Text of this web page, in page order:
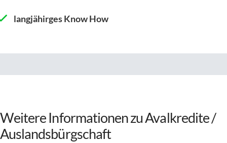
langjähirges Know How
Weitere Informationen zu Avalkredite /
Auslandsbürgschaft